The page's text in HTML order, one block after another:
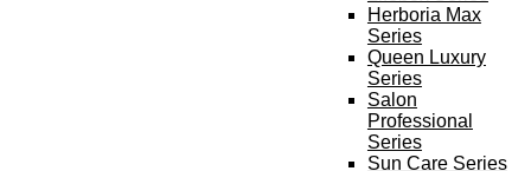
Herboria Max
Series
Queen Luxury
Series
Salon
Professional
Series
Sun Care Series